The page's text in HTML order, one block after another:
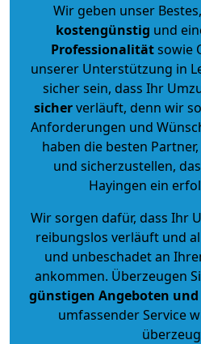
Wir geben unser
kostengünstig und
Professionalitätsowie
unserer Unterstützung in
sicher sein, dass Ihr
sicherverläuft, denn wir
Anforderungen und
haben die besten
und sicherzustellen,
Hayingen ein
Wir sorgen dafür, dass Ihr
reibungslos verläuft und
und unbeschadet an
ankommen. Überzeugen
günstigen Angeboten
umfassender Service